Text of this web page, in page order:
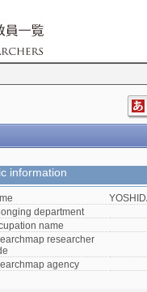
information
department
name
researcher
agency